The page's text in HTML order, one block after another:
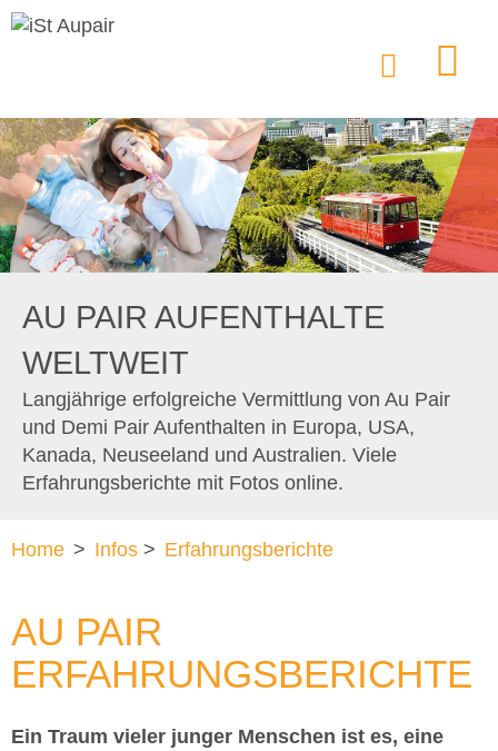
AU PAIR AUFENTHALTE
WELTWEIT
Langjährige erfolgreiche Vermittlung von Au Pair
und Demi Pair Aufenthalten in Europa, USA,
Kanada, Neuseeland und Australien. Viele
Erfahrungsberichte mit Fotos online.
Home > Infos > Erfahrungsberichte
AU PAIR
ERFAHRUNGSBERICHTE
Ein Traum vieler junger Menschen ist es, eine